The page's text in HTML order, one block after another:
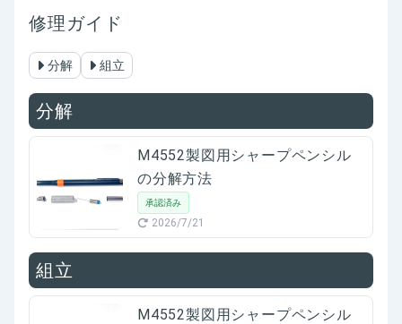
修理ガイド
分解 組立
分解
M4552製図用シャープペンシル
の分解方法
承認済み
2026/7/21
組立
M4552製図用シャープペンシル